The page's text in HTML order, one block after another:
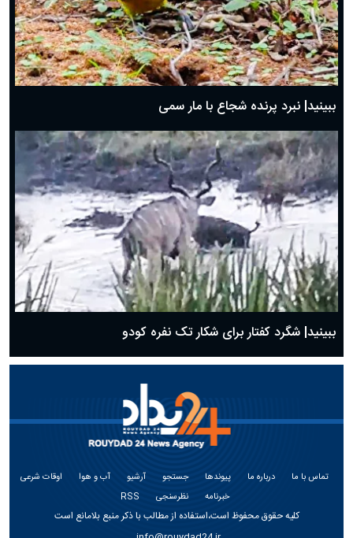
ببینید| نبرد پرنده شجاع با مار سمی
ببینید| شگرد کفتار برای شکار تک نفره کودو
تماس با ما درباره ما پیوندها جستجو آرشیو آب و هوا
اوقات شرعی
خبرنامه
نظرسنجی RSS
کلیه حقوق محفوظ است،استفاده از مطالب با ذکر منبع بلامانع است